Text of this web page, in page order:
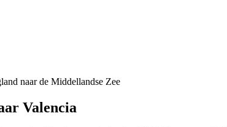
naar de Middellandse Zee
Valencia